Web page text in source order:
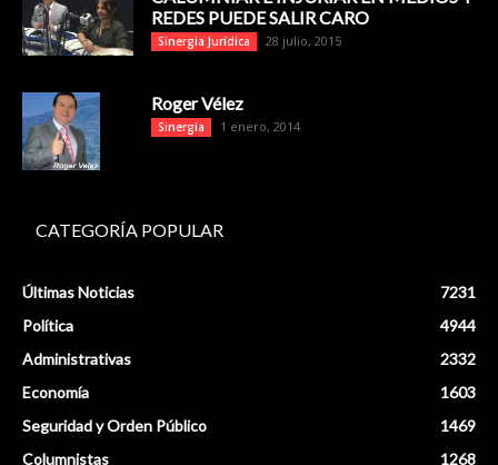
REDES PUEDE SALIR CARO
Sinergia Jurídica 28 julio, 2015
Roger Vélez
Sinergia 1 enero, 2014
CATEGORÍA POPULAR
Últimas Noticias
7231
Política
4944
Administrativas
2332
Economía
1603
Seguridad y Orden Público
1469
Columnistas
1268